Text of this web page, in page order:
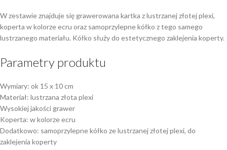
W zestawie znajduje się grawerowana kartka z lustrzanej złotej plexi,
koperta w kolorze ecru oraz samoprzylepne kółko z tego samego
lustrzanego materiału. Kółko służy do estetycznego zaklejenia koperty.
Parametry produktu
Wymiary: ok 15 x 10 cm
Materiał: lustrzana złota plexi
Wysokiej jakości grawer
Koperta: w kolorze ecru
Dodatkowo: samoprzylepne kółko ze lustrzanej złotej plexi, do
zaklejenia koperty